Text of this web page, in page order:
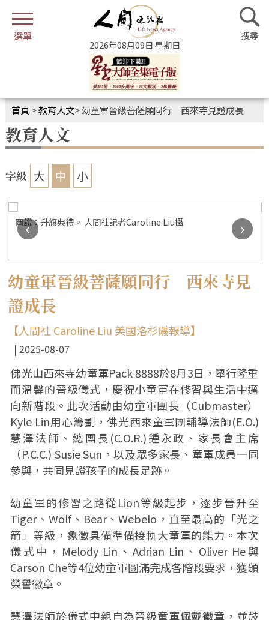
2026年08月09日 星期日
首頁 >教育人文>幼童軍晉級菩薩願同行 西來寺見證成長
教育人文
字級 大 中 小
圖說：慧澤法師為晉級的幼童軍頒發獎狀。 人間社記者Caroline
Liu攝
‹ ›
幼童軍晉級菩薩願同行 西來寺見
證成長
【人間社 Caroline Liu 美國洛杉磯報導】
2025-08-07
佛光山西來寺幼童軍Pack 8888於8月3日，舉行隆重
而溫馨的晉級儀式，慶祝小童軍在修習與生活中邁
向新階段。此次活動由幼童軍團長（Cubmaster）
Kyle Lin用心籌劃，佛光西來童軍團輔導法師(E.O.)
慧澤法師、總團長(C.O.R.)鍾永政、家長會主席
（P.C.C.) Susie Sun，以及眾多家長、童軍成員一同
參與，共同見證孩子的成長足跡。
幼童軍的修習之路從Lion等級起步，逐步晉升至
Tiger、Wolf、Bear、Webelo，直至最高的「光之
箭」等級，象徵具備準備接軌大童軍的能力。本次
儀式中，Melody Lin、Adrian Lin、Oliver He與
Carson Che等4位幼童軍圓滿完成各階段要求，獲頒
榮譽徽章。
慧澤法師於儀式中親自為晉級童軍佩戴徽章，並鼓